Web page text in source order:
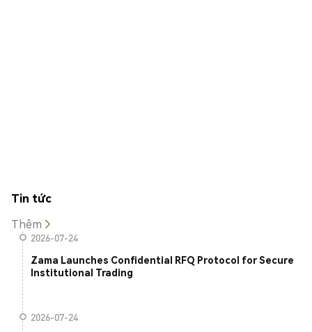
Tin tức
Thêm
2026-07-24
Zama Launches Confidential RFQ Protocol for Secure
Institutional Trading
2026-07-24